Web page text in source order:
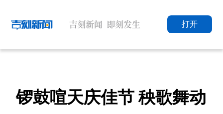
打开
锣鼓喧天庆佳节 秧歌舞动